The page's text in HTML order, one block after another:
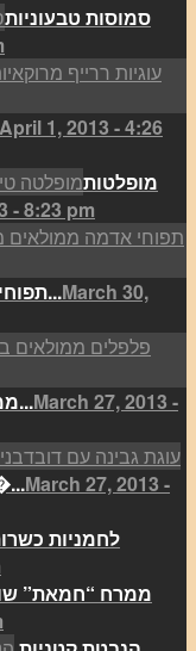
סמוסות טבעוניות
April 1, 2013 - 4:26
מופלטות
- 8:23 pm
תפוחי אדמה ממולאים בממרח שעועית...March 30,
ממולאים טבעונים עם אורז ופטריות...March 27, 2013 -
(עוגת גבינהMarch 27, 2013 -
לחמניות
ממרח “חמאת”